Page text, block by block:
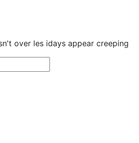
over les idays appear creeping